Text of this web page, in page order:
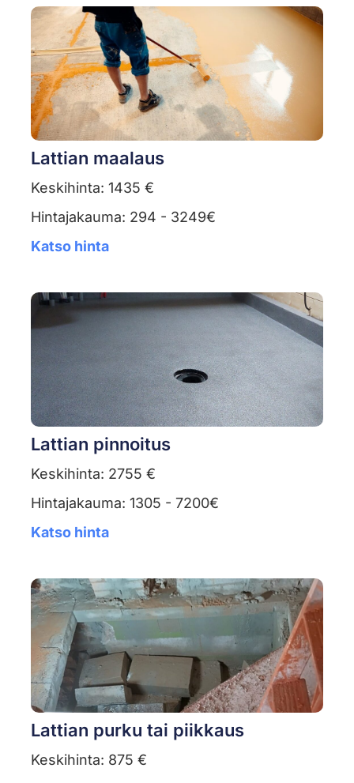
Lattian maalaus
Keskihinta: 1435 €
Hintajakauma: 294 - 3249€
Katso hinta
Lattian pinnoitus
Keskihinta: 2755 €
Hintajakauma: 1305 - 7200€
Katso hinta
Lattian purku tai piikkaus
Keskihinta: 875 €